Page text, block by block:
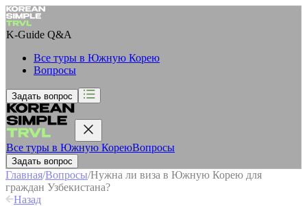
K-Guide Q&A
Все туры в Южную Корею
Вопросы
Задать вопрос
Все туры в Южную КореюВопросы
Задать вопрос
Главная/Вопросы/Нужна ли виза в Южную Корею для
граждан Узбекистана?
Назад